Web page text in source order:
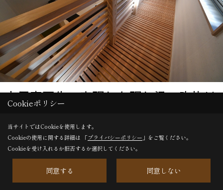
古民家再生で実現した現し梁の吹抜け
吹抜けのすのこ式空中ブリッジ。吹き抜けへ伸びやかに広がっ
た空間がゆとりの時間を演出します。
Cookieポリシー
当サイトではCookieを使用します。
Cookieの使用に関する詳細は 「プライバシーポリシー 」をご覧ください。
Cookieを受け入れるか拒否するか選択してください。
同意する 同意しない